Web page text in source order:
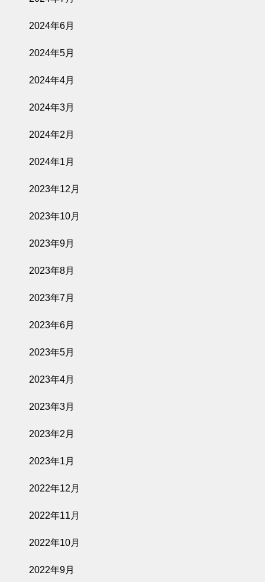
2024年6月
2024年5月
2024年4月
2024年3月
2024年2月
2024年1月
2023年12月
2023年10月
2023年9月
2023年8月
2023年7月
2023年6月
2023年5月
2023年4月
2023年3月
2023年2月
2023年1月
2022年12月
2022年11月
2022年10月
2022年9月